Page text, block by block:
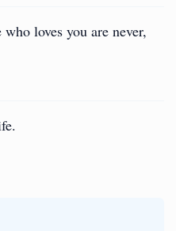
loves you are never,